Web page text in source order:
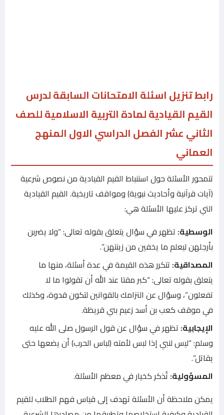
رابط تنزيل اسئلة الامتحانات السابقة لدرس
القيم القيادية لمادة التربية الاسلامية للصف
الثاني عشر الفصل الدراسي الاول المنهج
العماني
تتمحور الأسئلة حول استنباط القيم القيادية من نصوص شرعية
(آيات قرآنية وأحاديث نبوية) ومواقف تاريخية. القيم القيادية
التي تركز عليها الأسئلة هي:
الوسطية: تظهر في سؤال يتعلق بقوله تعالى: “ولا يضربن
بأرجلهن ليعلم ما يخفين من زينتهن”.
المصداقية: تتكرر هذه القيمة في عدة أسئلة، منها ما
يتعلق بقوله تعالى: “كبر مقتا عند الله أن تقولوا ما لا
تفعلون”، وسؤال عن التزامك بالقوانين لتكون قدوة، وكذلك
في موقف كعب بن أسد زعيم بني قريظة.
الإيجابية: تظهر في سؤال عن قول الرسول صلى الله عليه
وسلم: “ليس لنبي إذا لبس لأمته (لباس الحرب) أن يضعها حتى
يقاتل”.
المسؤولية: تُذكر كخيار في معظم الأسئلة.
يمكن ملاحظة أن الأسئلة تهدف إلى قياس فهم الطلاب للقيم